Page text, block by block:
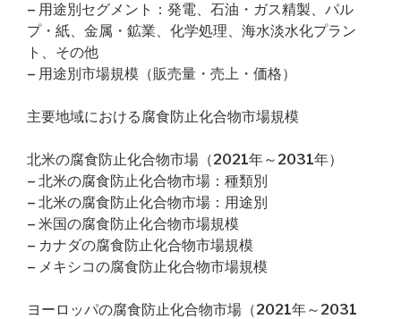
– 用途別セグメント：発電、石油・ガス精製、パル
プ・紙、金属・鉱業、化学処理、海水淡水化プラン
ト、その他
– 用途別市場規模（販売量・売上・価格）
主要地域における腐食防止化合物市場規模
北米の腐食防止化合物市場（2021年～2031年）
– 北米の腐食防止化合物市場：種類別
– 北米の腐食防止化合物市場：用途別
– 米国の腐食防止化合物市場規模
– カナダの腐食防止化合物市場規模
– メキシコの腐食防止化合物市場規模
ヨーロッパの腐食防止化合物市場（2021年～2031